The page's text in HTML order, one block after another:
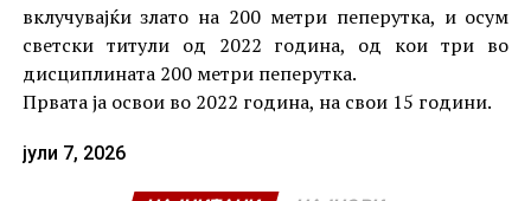
вклучувајќи злато на 200 метри пеперутка, и осум
светски титули од 2022 година, од кои три во
дисциплината 200 метри пеперутка.
Првата ја освои во 2022 година, на свои 15 години.
јули 7, 2026